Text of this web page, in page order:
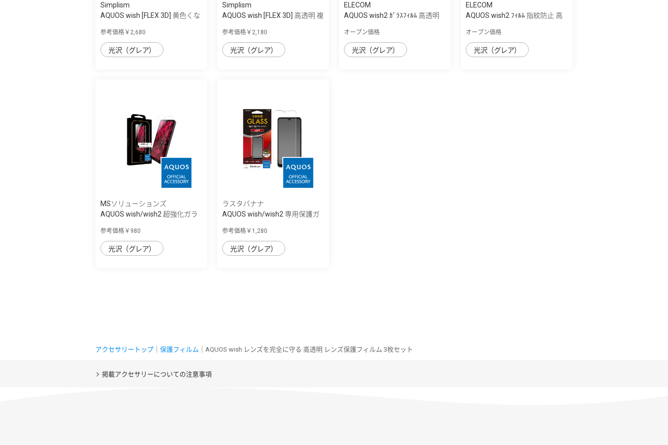
Simplism
AQUOS wish [FLEX 3D] 黄色くな
参考価格￥2,680
光沢（グレア）
Simplism
AQUOS wish [FLEX 3D] 高透明 複
参考価格￥2,180
光沢（グレア）
ELECOM
AQUOS wish2 ｶﾞﾗｽﾌｨﾙﾑ 高透明
オープン価格
光沢（グレア）
ELECOM
AQUOS wish2 ﾌｨﾙﾑ 指紋防止 高
オープン価格
光沢（グレア）
MSソリューションズ
AQUOS wish/wish2 超強化ガラ
参考価格￥980
光沢（グレア）
ラスタバナナ
AQUOS wish/wish2 専用保護ガ
参考価格￥1,280
光沢（グレア）
アクセサリートップ 保護フィルム ｜AQUOS wish レンズを完全に守る 高透明 レンズ保護フィルム 3枚セット
掲載アクセサリーについての注意事項